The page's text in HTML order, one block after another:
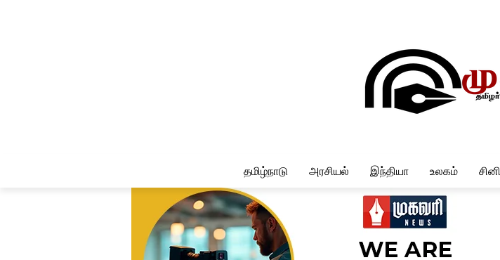
தமிழ்நாடு அரசியல் இந்தியா உலகம்